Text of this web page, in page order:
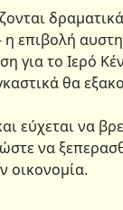
η επιβολή
για το Ιερό
θα
εύχεται να
να
οικονομία.